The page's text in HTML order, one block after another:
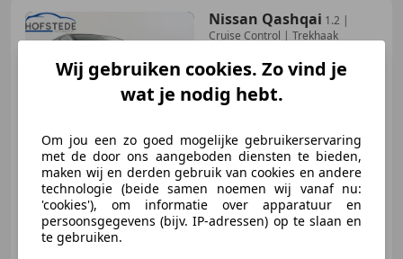
Nissan Qashqai 1.2 |
Cruise Control | Trekhaak
12/2015 161.686 km Benzine 85 kW (116 PK)
Wij gebruiken cookies. Zo vind je
wat je nodig hebt.
Om jou een zo goed mogelijke gebruikerservaring
met de door ons aangeboden diensten te bieden,
maken wij en derden gebruik van cookies en andere
technologie (beide samen noemen wij vanaf nu:
'cookies'), om informatie over apparatuur en
persoonsgegevens (bijv. IP-adressen) op te slaan en
te gebruiken.